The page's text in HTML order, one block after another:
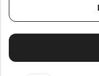
Welder
Mini Focus
Wesse
Missguided